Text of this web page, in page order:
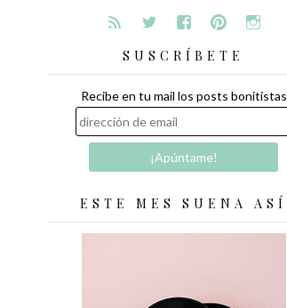
SUSCRÍBETE
Recibe en tu mail los posts bonitistas
ESTE MES SUENA ASÍ